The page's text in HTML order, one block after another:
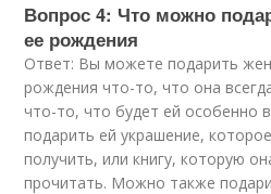
Вопрос 4: Что можно
ее рождения
Ответ: Вы можете подарить
рождения что-то, что она
что-то, что будет ей особенно
подарить ей украшение,
получить, или книгу, которую
прочитать. Можно также